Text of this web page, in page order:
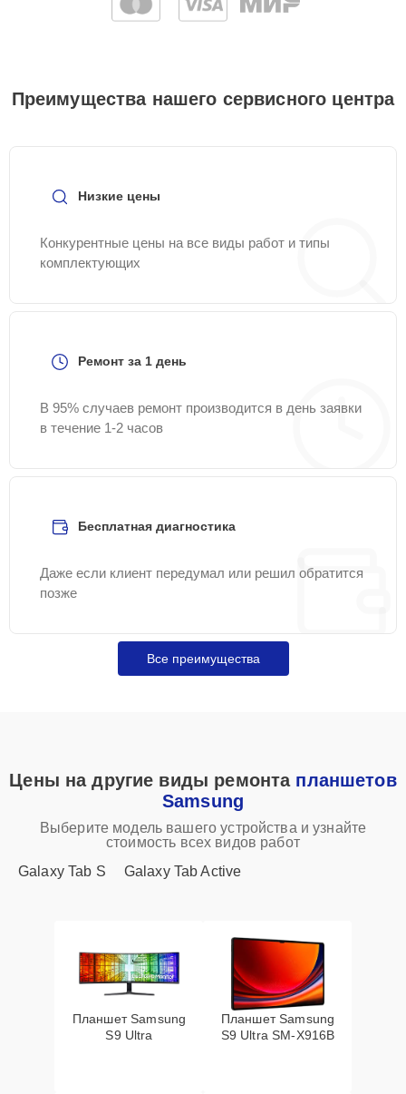
Преимущества нашего сервисного центра
Низкие цены
Конкурентные цены на все виды работ и типы
комплектующих
Ремонт за 1 день
В 95% случаев ремонт производится в день заявки
в течение 1-2 часов
Бесплатная диагностика
Даже если клиент передумал или решил обратится
позже
Все преимущества
Цены на другие виды ремонта планшетов
Samsung
Выберите модель вашего устройства и узнайте
стоимость всех видов работ
Galaxy Tab S
Galaxy Tab Active
Планшет Samsung
S9 Ultra
Планшет Samsung
S9 Ultra SM-X916B